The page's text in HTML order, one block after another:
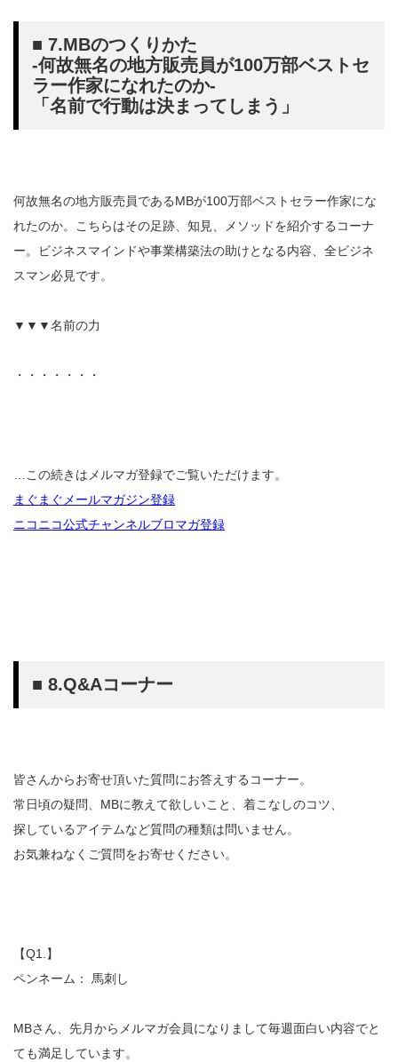
■ 7.MBのつくりかた
-何故無名の地方販売員が100万部ベストセ
ラー作家になれたのか-
「名前で行動は決まってしまう」
何故無名の地方販売員であるMBが100万部ベストセラー作家にな
れたのか。こちらはその足跡、知見、メソッドを紹介するコーナ
ー。ビジネスマインドや事業構築法の助けとなる内容、全ビジネ
スマン必見です。
▼▼▼名前の力
・・・・・・・
…この続きはメルマガ登録でご覧いただけます。
まぐまぐメールマガジン登録
ニコニコ公式チャンネルブロマガ登録
■ 8.Q&Aコーナー
皆さんからお寄せ頂いた質問にお答えするコーナー。
常日頃の疑問、MBに教えて欲しいこと、着こなしのコツ、
探しているアイテムなど質問の種類は問いません。
お気兼ねなくご質問をお寄せください。
【Q1.】
ペンネーム： 馬刺し
MBさん、先月からメルマガ会員になりまして毎週面白い内容でと
ても満足しています。